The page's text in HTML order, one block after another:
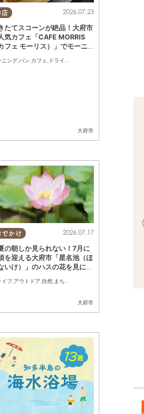
人
店
大府市
2026.07.23
たてスコーンが絶品！大府市
気カフェ「CAFE MORRIS
カフェ モーリス）」でモーニ
ニング,パン,カフェ, ドライブ
でかけ
大府市
2026.07.17
の朝しか見られない！7月に
を迎える大府市「星名池（ほ
いけ）」のハスの花を見に行
イブ,アウトドア,自然, まちネタ